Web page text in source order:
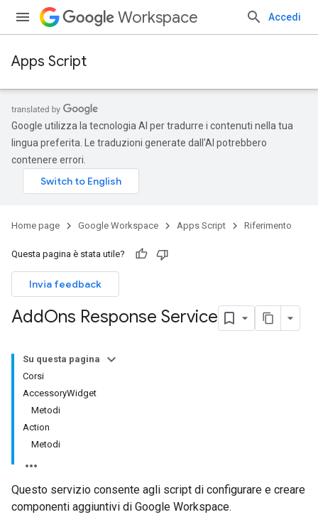
Workspace Accedi
Apps Script
Google utilizza la tecnologia AI per tradurre i contenuti nella tua
lingua preferita. Le traduzioni generate dall'AI potrebbero
contenere errori.
Home page Google Workspace Apps Script Riferimento
Questa pagina è stata utile?
Invia feedback
AddOns Response Service
Su questa pagina
Corsi
AccessoryWidget
Metodi
Action
Metodi
Questo servizio consente agli script di configurare e creare
componenti aggiuntivi di Google Workspace.